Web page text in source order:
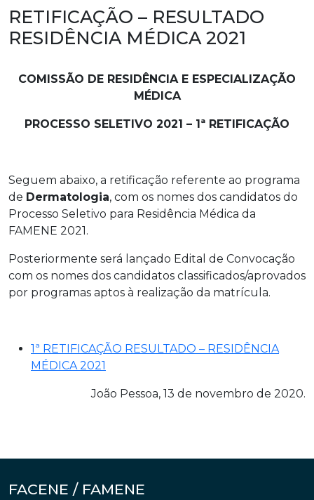
RETIFICAÇÃO – RESULTADO
RESIDÊNCIA MÉDICA 2021
COMISSÃO DE RESIDÊNCIA E ESPECIALIZAÇÃO
MÉDICA
PROCESSO SELETIVO 2021 – 1ª RETIFICAÇÃO
Seguem abaixo, a retificação referente ao programa
de Dermatologia, com os nomes dos candidatos do
Processo Seletivo para Residência Médica da
FAMENE 2021.
Posteriormente será lançado Edital de Convocação
com os nomes dos candidatos classificados/aprovados
por programas aptos à realização da matrícula.
1ª RETIFICAÇÃO RESULTADO – RESIDÊNCIA
MÉDICA 2021
João Pessoa, 13 de novembro de 2020.
FACENE / FAMENE